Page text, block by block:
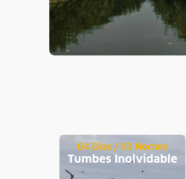
04 Días / 03 Noches
Tumbes Inolvidable